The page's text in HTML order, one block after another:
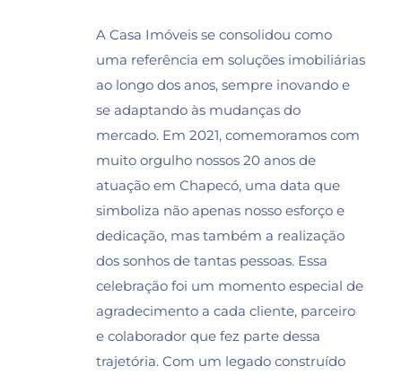
A Casa Imóveis se consolidou como
uma referência em soluções imobiliárias
ao longo dos anos, sempre inovando e
se adaptando às mudanças do
mercado. Em 2021, comemoramos com
muito orgulho nossos 20 anos de
atuação em Chapecó, uma data que
simboliza não apenas nosso esforço e
dedicação, mas também a realização
dos sonhos de tantas pessoas. Essa
celebração foi um momento especial de
agradecimento a cada cliente, parceiro
e colaborador que fez parte dessa
trajetória. Com um legado construído